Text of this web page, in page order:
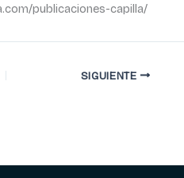
publicaciones-capilla/
SIGUIENTE